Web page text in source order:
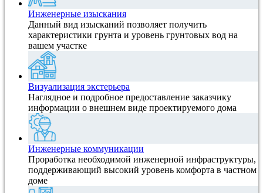
Инженерные изыскания
Данный вид изысканий позволяет получить
характеристики грунта и уровень грунтовых вод на
вашем участке
Визуализация экстерьера
Наглядное и подробное предоставление заказчику
информации о внешнем виде проектируемого дома
Инженерные коммуникации
Проработка необходимой инженерной инфраструктуры,
поддерживающий высокий уровень комфорта в частном
доме